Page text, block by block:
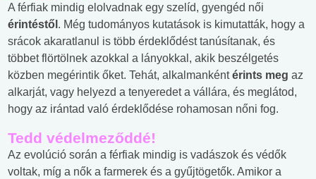
A férfiak mindig elolvadnak egy szelíd, gyengéd női
érintéstől . Még tudományos kutatások is kimutatták, hogy a
srácok akaratlanul is több érdeklődést tanúsítanak, és
többet flörtölnek azokkal a lányokkal, akik beszélgetés
közben megérintik őket. Tehát, alkalmankéntérints meg az
alkarját, vagy helyezd a tenyeredet a vállára, és meglátod,
hogy az irántad való érdeklődése rohamosan nőni fog.
Tedd védelmeződdé!
Az evolúció során a férfiak mindig is vadászok és védők
voltak, míg a nők a farmerek és a gyűjtögetők. Amikor a